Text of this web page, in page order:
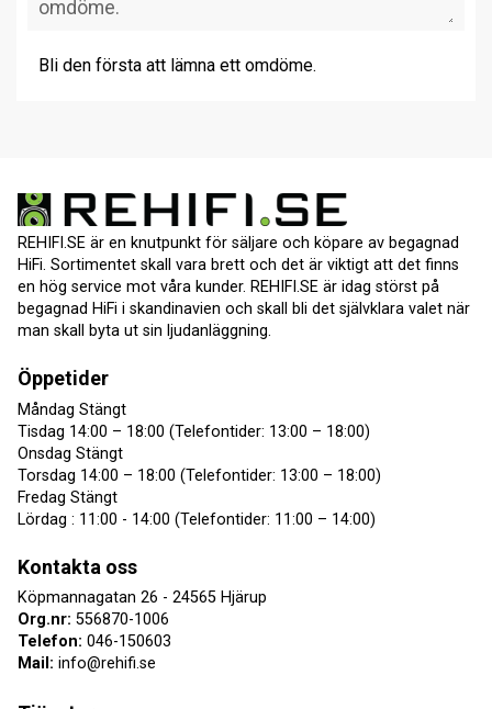
Bli den första att lämna ett omdöme.
REHIFI.SE är en knutpunkt för säljare och köpare av begagnad
HiFi. Sortimentet skall vara brett och det är viktigt att det finns
en hög service mot våra kunder. REHIFI.SE är idag störst på
begagnad HiFi i skandinavien och skall bli det självklara valet när
man skall byta ut sin ljudanläggning.
Öppetider
Måndag Stängt
Tisdag 14:00 – 18:00 (Telefontider: 13:00 – 18:00)
Onsdag Stängt
Torsdag 14:00 – 18:00 (Telefontider: 13:00 – 18:00)
Fredag Stängt
Lördag : 11:00 - 14:00 (Telefontider: 11:00 – 14:00)
Kontakta oss
Köpmannagatan 26 - 24565 Hjärup
Org.nr: 556870-1006
Telefon: 046-150603
Mail: info@rehifi.se